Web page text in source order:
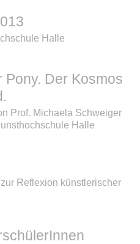
Halle
Pony. Der Kosmos
Prof. Michaela Schweiger
Halle
Reflexion künstlerischer